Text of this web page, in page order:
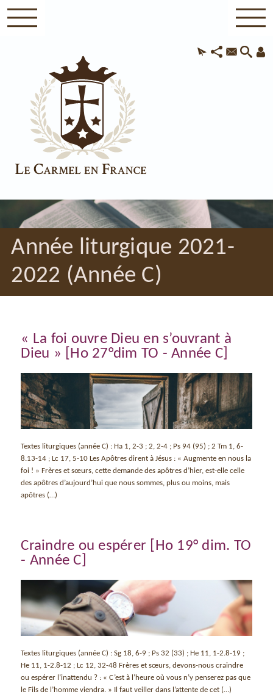
Année liturgique 2021-
2022 (Année C)
« La foi ouvre Dieu en s’ouvrant à
Dieu » [Ho 27°dim TO - Année C]
Textes liturgiques (année C) : Ha 1, 2-3 ; 2, 2-4 ; Ps 94 (95) ; 2 Tm 1, 6-
8.13-14 ; Lc 17, 5-10 Les Apôtres dirent à Jésus : « Augmente en nous la
foi ! » Frères et sœurs, cette demande des apôtres d’hier, est-elle celle
des apôtres d’aujourd’hui que nous sommes, plus ou moins, mais
apôtres (…)
Craindre ou espérer [Ho 19° dim. TO
- Année C]
Textes liturgiques (année C) : Sg 18, 6-9 ; Ps 32 (33) ; He 11, 1-2.8-19 ;
He 11, 1-2.8-12 ; Lc 12, 32-48 Frères et sœurs, devons-nous craindre
ou espérer l’inattendu ? : « C’est à l’heure où vous n’y penserez pas que
le Fils de l’homme viendra. » Il faut veiller dans l’attente de cet (…)